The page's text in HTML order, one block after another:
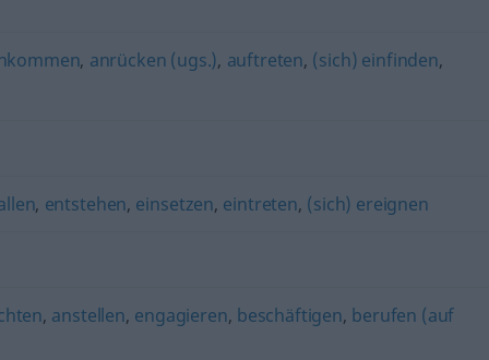
, anrücken (ugs.), auftreten, (sich) einfinden,
, entstehen, einsetzen, eintreten, (sich) ereignen
, anstellen, engagieren, beschäftigen, berufen (auf